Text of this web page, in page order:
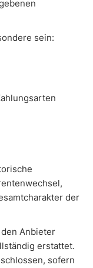
sein:
der
Anbieter
erstattet.
sofern